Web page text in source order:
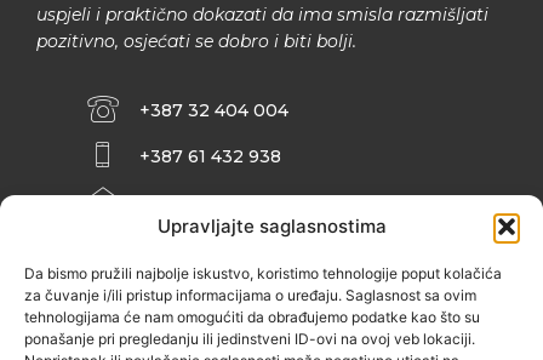
Upravljajte saglasnostima
Da bismo pružili najbolje iskustvo, koristimo tehnologije poput kolačića
za čuvanje i/ili pristup informacijama o uređaju. Saglasnost sa ovim
tehnologijama će nam omogućiti da obrađujemo podatke kao što su
ponašanje pri pregledanju ili jedinstveni ID-ovi na ovoj veb lokaciji.
uspjeli i praktično dokazati da ima smisla razmišljati
pozitivno, osjećati se dobro i biti bolji.
+387 32 404 004
+387 61 432 938
INFO@ZENIT.BA
ZENIČANKA, 3. SPRAT), 72000 ZENICA